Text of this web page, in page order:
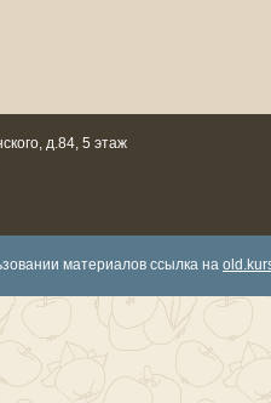
д.84, 5 этаж
материалов ссылка на